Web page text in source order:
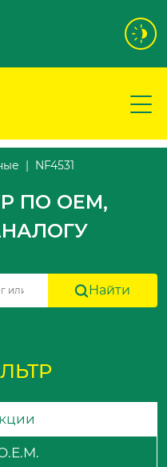
NF4531
ПО OEM,
Найти